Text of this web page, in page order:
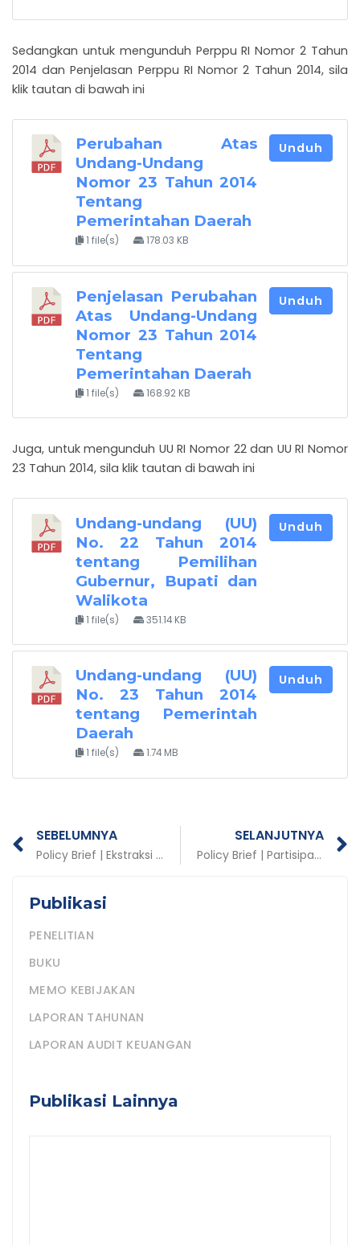
Sedangkan untuk mengunduh Perppu RI Nomor 2 Tahun
2014 dan Penjelasan Perppu RI Nomor 2 Tahun 2014, sila
klik tautan di bawah ini
Perubahan Atas
Undang-Undang
Nomor 23 Tahun 2014
Tentang
Pemerintahan Daerah
1 file(s) 178.03 KB
Unduh
Penjelasan Perubahan
Atas Undang-Undang
Nomor 23 Tahun 2014
Tentang
Pemerintahan Daerah
1 file(s) 168.92 KB
Unduh
Juga, untuk mengunduh UU RI Nomor 22 dan UU RI Nomor
23 Tahun 2014, sila klik tautan di bawah ini
Undang-undang (UU)
No. 22 Tahun 2014
tentang Pemilihan
Gubernur, Bupati dan
Walikota
1 file(s) 351.14 KB
Unduh
Undang-undang (UU)
No. 23 Tahun 2014
tentang Pemerintah
Daerah
1 file(s) 1.74 MB
Unduh
Prev
SEBELUMNYA
Policy Brief | Ekstraksi Pengalaman Melaksanakan Kebijakan PPRG di Daerah
SELANJUTNYA
Policy Brief | Partisipasi Masyarakat Sangat Menentukan Keberhasilan Promosi Kesehatan
Publikasi
PENELITIAN
BUKU
MEMO KEBIJAKAN
LAPORAN TAHUNAN
LAPORAN AUDIT KEUANGAN
Publikasi Lainnya